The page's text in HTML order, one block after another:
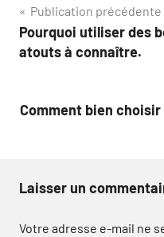
Navigation
de
Publication précédente
Pourquoi utiliser des
atouts à connaître.
Comment bien
Laisser un
Votre adresse e-mail ne